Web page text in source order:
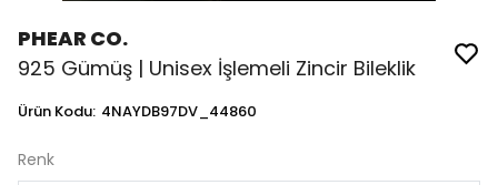
PHEAR CO.
925 Gümüş | Unisex İşlemeli Zincir Bileklik
Ürün Kodu: 4NAYDB97DV_44860
Renk